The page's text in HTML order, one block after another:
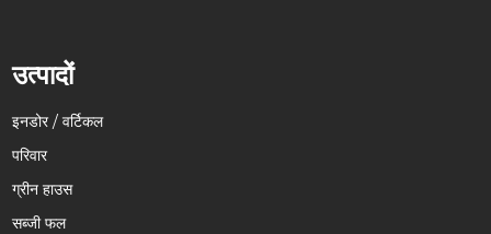
उत्पादों
इनडोर / वर्टिकल
परिवार
ग्रीन हाउस
सब्जी फल